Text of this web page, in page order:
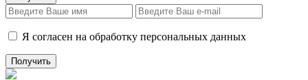
Я согласен на обработку персональных данных